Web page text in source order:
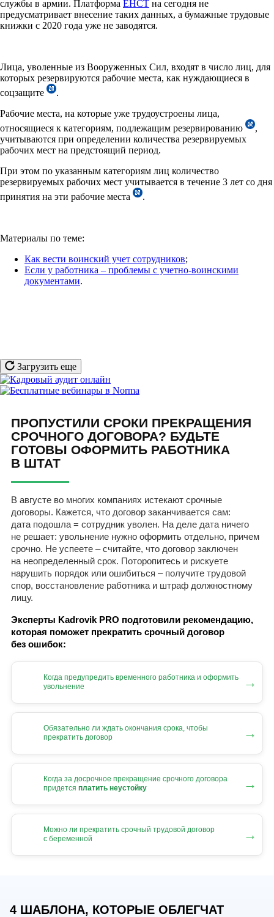
службы в армии. Платформа ЕНСТ на сегодня не
предусматривает внесение таких данных, а бумажные трудовые
книжки с 2020 года уже не заводятся.
Лица, уволенные из Вооруженных Сил, входят в число лиц, для
которых резервируются рабочие места, как нуждающиеся в
соцзащите
.
Рабочие места, на которые уже трудоустроены лица,
относящиеся к категориям, подлежащим резервированию
,
учитываются при определении количества резервируемых
рабочих мест на предстоящий период.
При этом по указанным категориям лиц количество
резервируемых рабочих мест учитывается в течение 3 лет со дня
принятия на эти рабочие места
.
Материалы по теме:
Как вести воинский учет сотрудников;
Если у работника – проблемы с учетно-воинскими
документами.
Загрузить еще
ПРОПУСТИЛИ СРОКИ ПРЕКРАЩЕНИЯ
СРОЧНОГО ДОГОВОРА? БУДЬТЕ
ГОТОВЫ ОФОРМИТЬ РАБОТНИКА
В ШТАТ
В августе во многих компаниях истекают срочные
договоры. Кажется, что договор заканчивается сам:
дата подошла = сотрудник уволен. На деле дата ничего
не решает: увольнение нужно оформить отдельно, причем
срочно. Не успеете – считайте, что договор заключен
на неопределенный срок. Поторопитесь и рискуете
нарушить порядок или ошибиться – получите трудовой
спор, восстановление работника и штраф должностному
лицу.
Эксперты Kadrovik PRO подготовили рекомендацию,
которая поможет прекратить срочный договор
без ошибок:
Когда предупредить временного работника и оформить
увольнение
→
Обязательно ли ждать окончания срока, чтобы
прекратить договор
→
Когда за досрочное прекращение срочного договора
придется платить неустойку →
Можно ли прекратить срочный трудовой договор
с беременной
→
4 ШАБЛОНА, КОТОРЫЕ ОБЛЕГЧАТ